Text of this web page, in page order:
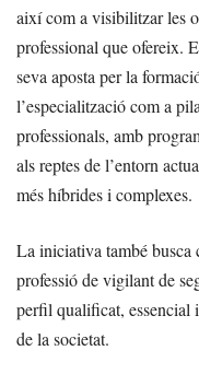
així com a visibilitzar les
professional que ofereix.
seva aposta per la
l’especialització com a
professionals, amb
als reptes de l’entorn
més híbrides i complexes.
La iniciativa també
professió de vigilant de
perfil qualificat, essencial
de la societat.